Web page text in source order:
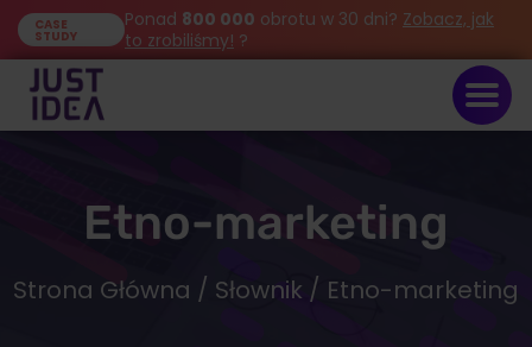
CASE
STUDY
Ponad 800 000 obrotu w 30 dni? Zobacz, jak
to zrobiliśmy! ?
Etno-marketing
Strona Główna / Słownik / Etno-marketing